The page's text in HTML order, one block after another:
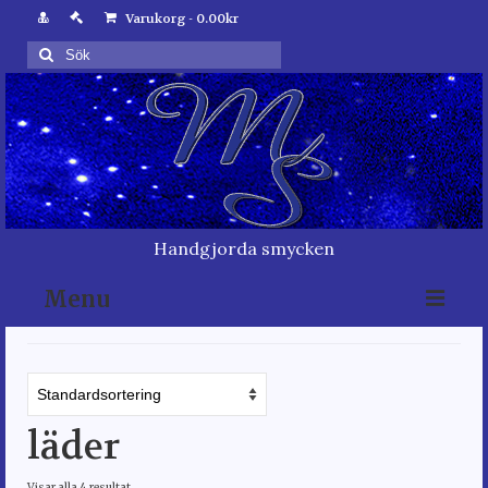
Varukorg- 0.00kr
Sök
för:
Handgjorda smycken
Menu
Varukorg
Kassan
läder